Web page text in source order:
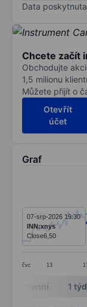
Data
Chcete začít
Obchodujte
1,5 milionu
Můžete přijít o
Otevřít
účet
Graf
Line chart
The chart
The chart
čvc 13
07-srp-2026 19:30
INN:xnys
Close6,50
End of
Intradenní 1